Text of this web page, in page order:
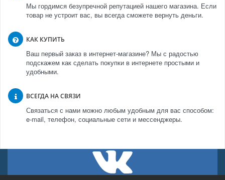
Мы гордимся безупречной репутацией нашего магазина. Если
товар не устроит вас, вы всегда сможете вернуть деньги.
КАК КУПИТЬ
Ваш первый заказ в интернет-магазине? Мы с радостью
подскажем как сделать покупки в интернете простыми и
удобными.
ВСЕГДА НА СВЯЗИ
Связаться с нами можно любым удобным для вас способом:
e-mail, телефон, социальные сети и мессенджеры.